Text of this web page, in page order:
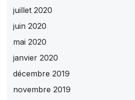
juillet 2020
juin 2020
mai 2020
janvier 2020
décembre 2019
novembre 2019